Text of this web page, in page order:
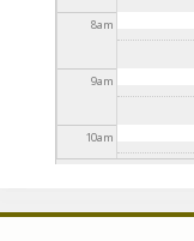
8am
9am
10am